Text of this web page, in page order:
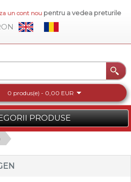
un cont nou pentru a vedea preturile
0 produs(e) - 0,00 EUR
PRODUSE